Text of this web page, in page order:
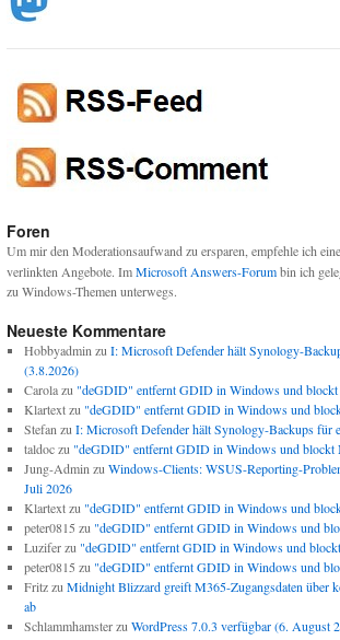
Foren
Um mir den Moderationsaufwand zu ersparen, empfehle ich
verlinkten Angebote. ImMicrosoft Answers-Forumbin ich
zu Windows-Themen unterwegs.
Neueste Kommentare
Hobbyadmin zu I: Microsoft Defender hält Synology-
(3.8.2026)
Carolazu "deGDID" entfernt GDID in Windows und blockt
Klartextzu "deGDID" entfernt GDID in Windows und
Stefan zu I: Microsoft Defender hält Synology-Backups für
taldoczu "deGDID" entfernt GDID in Windows und blockt
Jung-Admin zu Windows-Clients: WSUS-Reporting-
Juli 2026
Klartextzu "deGDID" entfernt GDID in Windows und
peter0815 zu "deGDID" entfernt GDID in Windows und
Luziferzu "deGDID" entfernt GDID in Windows und
peter0815 zu "deGDID" entfernt GDID in Windows und
Fritzzu Midnight Blizzard greift M365-Zugangsdaten über
ab
Schlammhamsterzu WordPress 7.0.3 verfügbar (6. August